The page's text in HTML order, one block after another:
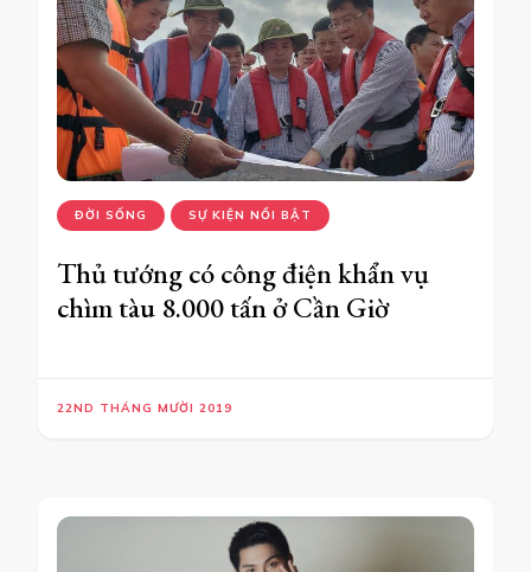
ĐỜI SỐNG SỰ KIỆN NỔI BẬT
Thủ tướng có công điện khẩn vụ
chìm tàu 8.000 tấn ở Cần Giờ
22ND THÁNG MƯỜI 2019